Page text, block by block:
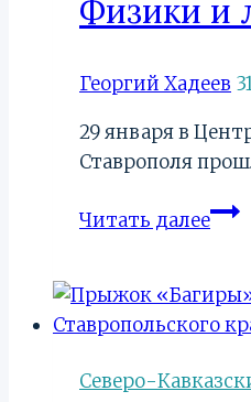
Физики и
Георгий Хадеев
29 января в
Ставрополя
Читать далее
Северо-